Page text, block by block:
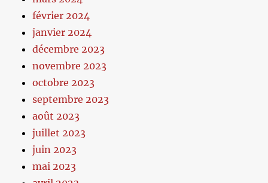
février 2024
janvier 2024
décembre 2023
novembre 2023
octobre 2023
septembre 2023
août 2023
juillet 2023
juin 2023
mai 2023